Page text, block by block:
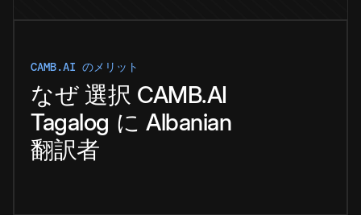
CAMB.AI のメリット
なぜ 選択 CAMB.AI
Tagalog に Albanian
翻訳者